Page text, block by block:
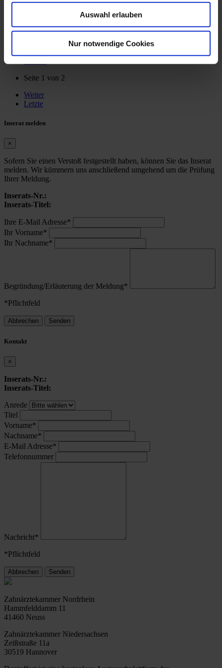
Auswahl erlauben
Nur notwendige Cookies
Ab:
Seite 1 von 2
Weiter
Letzte
Inserat melden
×
Sofern Sie einen Verstoß festgestellt haben, können Sie das Inserat
melden. Wir kümmern uns anschließend umgehend um die Prüfung
Ihrer Meldung.
Inserats-Nr.:
Inserats-Titel:
Ihre E-Mail Adresse*
Ihr Vorname*
Ihr Nachname*
Begründung/Erläuterung der Meldung*
*Pflichtfeld
Abbrechen Senden
Kontakt
×
Inserats-Nr.:
Inserats-Titel:
Anrede
Titel
Vorname*
Nachname*
E-Mail Adresse*
Telefonnummer
Nachricht*
*Pflichtfeld
Abbrechen Senden
Zahnärztekammer Nordrhein
Hammfelddamm 11
41460 Neuss
Zahnärztekammer Niedersachsen
Zeißstraße 11a
30519 Hannover